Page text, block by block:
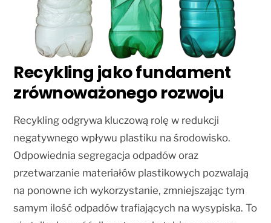
Recykling jako fundament
zrównoważonego rozwoju
Recykling odgrywa kluczową rolę w redukcji
negatywnego wpływu plastiku na środowisko.
Odpowiednia segregacja odpadów oraz
przetwarzanie materiałów plastikowych pozwalają
na ponowne ich wykorzystanie, zmniejszając tym
samym ilość odpadów trafiających na wysypiska. To